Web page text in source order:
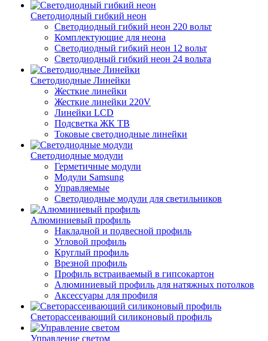
Светодиодный гибкий неон
Светодиодный гибкий неон 220 вольт
Комплектующие для неона
Светодиодный гибкий неон 12 вольт
Светодиодный гибкий неон 24 вольта
Светодиодные Линейки
Жесткие линейки
Жесткие линейки 220V
Линейки LCD
Подсветка ЖК ТВ
Токовые светодиодные линейки
Светодиодные модули
Герметичные модули
Модули Samsung
Управляемые
Светодиодные модули для светильников
Алюминиевый профиль
Накладной и подвесной профиль
Угловой профиль
Круглый профиль
Врезной профиль
Профиль встраиваемый в гипсокартон
Алюминиевый профиль для натяжных потолков
Аксессуары для профиля
Светорассеивающий силиконовый профиль
Управление светом